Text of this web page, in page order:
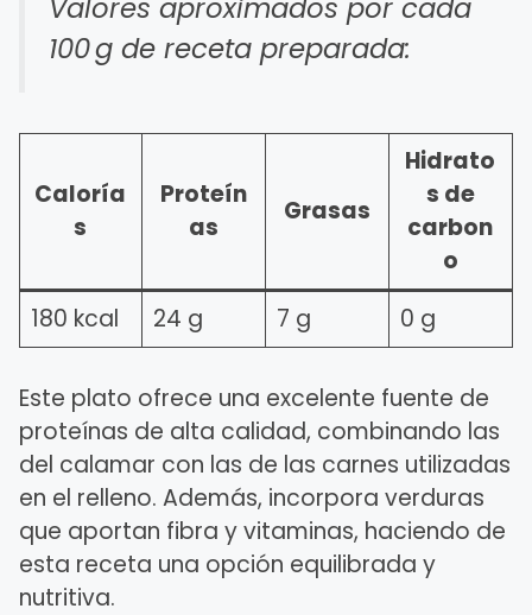
Valores aproximados por cada
100 g de receta preparada:
Caloría
s
Proteín
as
Grasas
Hidrato
s de
carbon
o
180 kcal
24 g 7 g 0 g
Este plato ofrece una excelente fuente de
proteínas de alta calidad, combinando las
del calamar con las de las carnes utilizadas
en el relleno. Además, incorpora verduras
que aportan fibra y vitaminas, haciendo de
esta receta una opción equilibrada y
nutritiva.